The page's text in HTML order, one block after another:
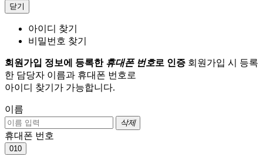
닫기
아이디 찾기
비밀번호 찾기
회원가입 정보에 등록한 휴대폰 번호로 인증 회원가입 시 등록
한 담당자 이름과 휴대폰 번호로
아이디 찾기가 가능합니다.
이름
삭제
휴대폰 번호
010